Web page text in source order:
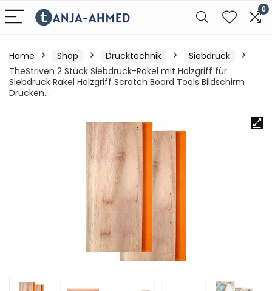
0
Home Shop Drucktechnik
Siebdruck
TheStriven 2 Stück Siebdruck-Rakel mit Holzgriff für
Siebdruck Rakel Holzgriff Scratch Board Tools Bildschirm
Drucken…